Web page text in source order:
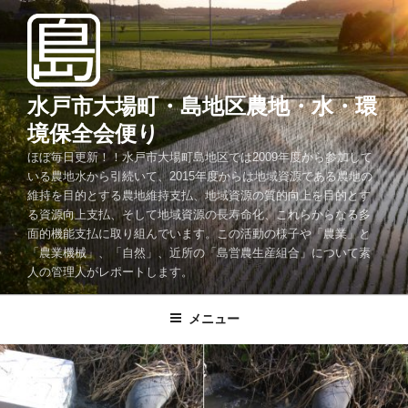
コ
テ
ン
ツ
へ
ス
キ
ッ
プ
水戸市大場町・島地区農地・水・環
境保全会便り
ほぼ毎日更新！！水戸市大場町島地区では2009年度から参加して
いる農地水から引続いて、2015年度からは地域資源である農地の
維持を目的とする農地維持支払、地域資源の質的向上を目的とす
る資源向上支払、そして地域資源の長寿命化、これらからなる多
面的機能支払に取り組んでいます。この活動の様子や「農業」と
「農業機械」、「自然」、近所の「島営農生産組合」について素
人の管理人がレポートします。
メニュー